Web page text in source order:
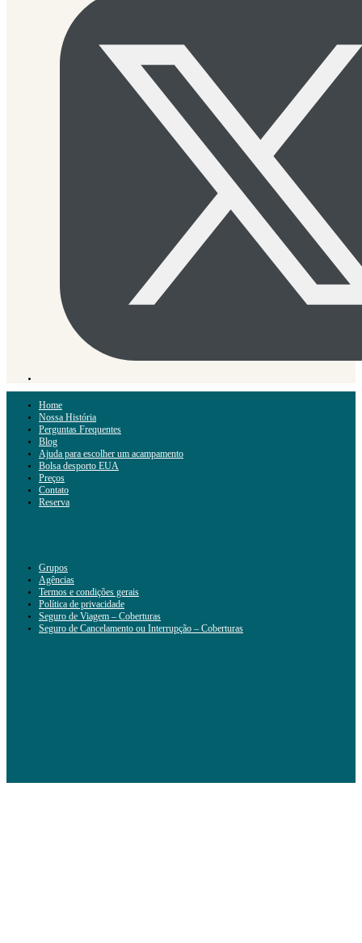
Home
Nossa História
Perguntas Frequentes
Blog
Ajuda para escolher um acampamento
Bolsa desporto EUA
Preços
Contato
Reserva
Grupos
Agências
Termos e condições gerais
Política de privacidade
Seguro de Viagem – Coberturas
Seguro de Cancelamento ou Interrupção – Coberturas